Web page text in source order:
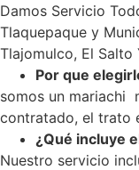
Damos Servicio
Tlaquepaque y
Tlajomulco, El Salto
Por que
somos un mariachi
contratado, el trato
¿Qué incluye
Nuestro servicio